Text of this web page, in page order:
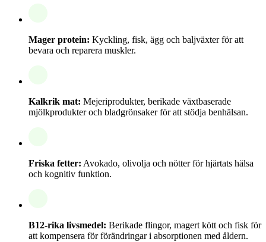
Mager protein: Kyckling, fisk, ägg och baljväxter för att
bevara och reparera muskler.
Kalkrik mat: Mejeriprodukter, berikade växtbaserade
mjölkprodukter och bladgrönsaker för att stödja benhälsan.
Friska fetter: Avokado, olivolja och nötter för hjärtats hälsa
och kognitiv funktion.
B12-rika livsmedel: Berikade flingor, magert kött och fisk för
att kompensera för förändringar i absorptionen med åldern.